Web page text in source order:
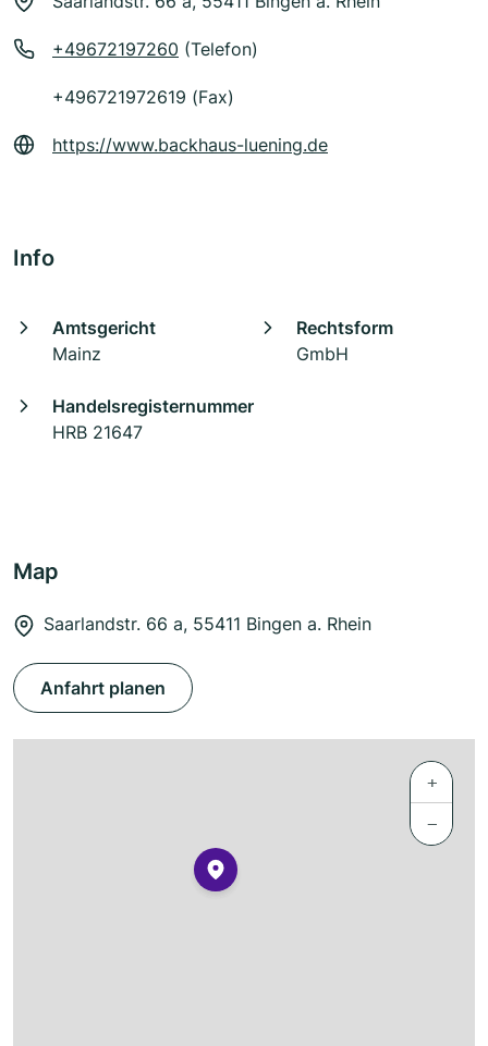
+49672197260 (Telefon)
+496721972619 (Fax)
https://www.backhaus-luening.de
Info
Amtsgericht
Mainz
Rechtsform
GmbH
Handelsregisternummer
HRB 21647
Map
Saarlandstr. 66 a, 55411 Bingen a. Rhein
Anfahrt planen
+
−